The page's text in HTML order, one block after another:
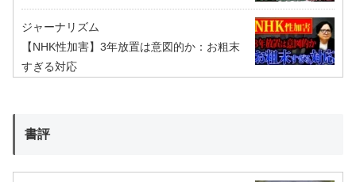
ジャーナリズム
【NHK性加害】3年放置は意図的か：お粗末
すぎる対応
書評